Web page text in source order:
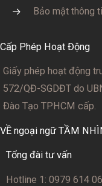
Bảo mật thông
Cấp Phép Hoạt Động
Giấy phép hoạt động
572/QĐ-SGDĐT do
Đào Tạo TPHCM cấp.
VỀ ngoại ngữ TẦM
Tổng đài tư vấn
Hotline 1: 0979 614